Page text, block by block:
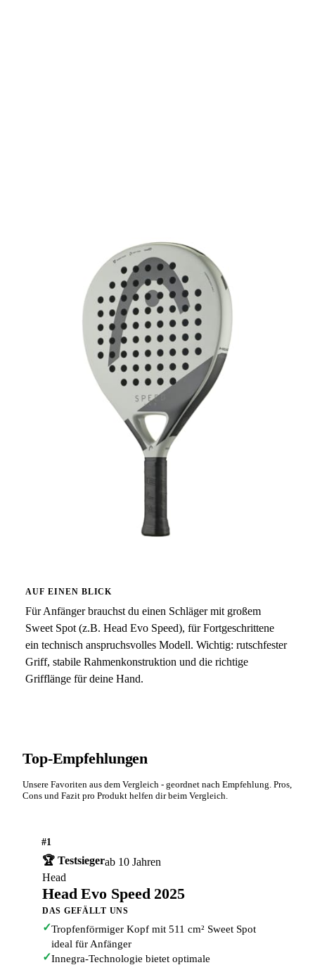
AUF EINEN BLICK
Für Anfänger brauchst du einen Schläger mit großem
Sweet Spot (z.B. Head Evo Speed), für Fortgeschrittene
ein technisch anspruchsvolles Modell. Wichtig: rutschfester
Griff, stabile Rahmenkonstruktion und die richtige
Grifflänge für deine Hand.
Top-Empfehlungen
Unsere Favoriten aus dem Vergleich - geordnet nach Empfehlung. Pros,
Cons und Fazit pro Produkt helfen dir beim Vergleich.
#1
🏆 Testsiegerab 10 Jahren
Head
Head Evo Speed 2025
DAS GEFÄLLT UNS
✓Tropfenförmiger Kopf mit 511 cm² Sweet Spot
ideal für Anfänger
✓Innegra-Technologie bietet optimale